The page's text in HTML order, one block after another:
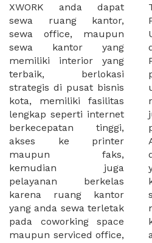
XWORK anda dapat
sewa ruang kantor,
sewa office, maupun
sewa kantor yang
memiliki interior yang
terbaik, berlokasi
strategis di pusat bisnis
kota, memiliki fasilitas
lengkap seperti internet
berkecepatan tinggi,
akses ke printer
maupun faks,
kemudian juga
pelayanan berkelas
karena ruang kantor
yang anda sewa terletak
pada coworking space
maupun serviced office,
Tanda Domisili
Perusahaan, Surat Izin
Usaha Perdagangan,
dan atau akte pendirian
PT maupun akte
pendirian CV untuk
usaha Anda. Sewa
ruang kantor XWORK
juga mempermudah
proses sewa kantor
Anda, karena anda
dapat memilih kantor
yang akan anda sewa,
kemudian Anda dapat
survey atau
mengunjungi calon
kantor Anda, semuanya
akan dibuat lebih